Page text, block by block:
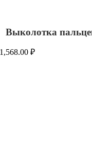
Выколотка
1,568.00₽